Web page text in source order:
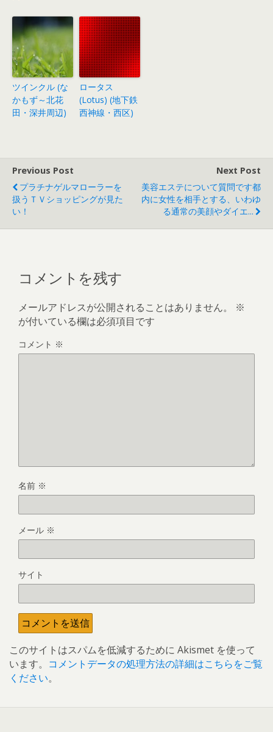
ツインクル (な
かもず～北花
田・深井周辺)
ロータス
(Lotus) (地下鉄
西神線・西区)
Previous Post
プラチナゲルマローラーを
扱うＴＶショッピングが見た
い！
Next Post
美容エステについて質問です都
内に女性を相手とする、いわゆ
る通常の美顔やダイエ...
コメントを残す
メールアドレスが公開されることはありません。
※
が付いている欄は必須項目です
コメント ※
名前 ※
メール ※
サイト
このサイトはスパムを低減するために Akismet を使って
います。 コメントデータの処理方法の詳細はこちらをご覧
ください。